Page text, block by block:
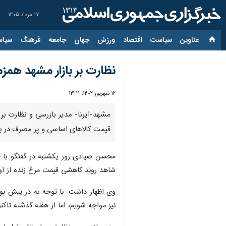
۱۷ مرداد ۱۴۰۵
عناوین‌ سیاست اقتصاد ورزش جهان جامعه فرهنگ
نظارت بر بازار مشهد
۱۲ شهریور ۱۴۰۲، ۱۳:۱۱